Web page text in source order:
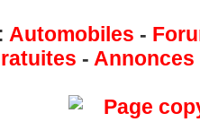
Automobiles -
-